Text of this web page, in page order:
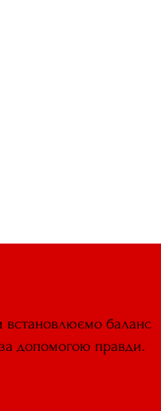
встановлюємо баланс
допомогою правди.